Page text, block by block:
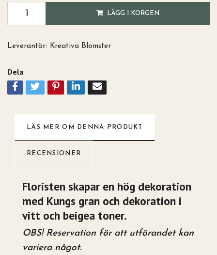
LÄGG I KORGEN
Leverantör: Kreativa Blomster
Dela
LÄS MER OM DENNA PRODUKT
RECENSIONER
Floristen skapar en hög dekoration
med Kungs gran och dekoration i
vitt och beigea toner.
OBS! Reservation för att utförandet kan
variera något.